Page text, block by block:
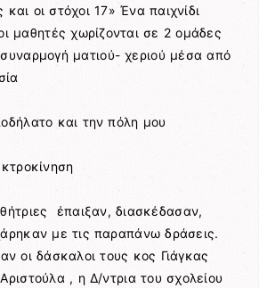
οι στόχοι 17» Ένα παιχνίδι
μαθητές χωρίζονται σε 2 ομάδες
ματιού- χεριού μέσα από
και την πόλη μου
έπαιξαν, διασκέδασαν,
με τις παραπάνω δράσεις.
οι δάσκαλοι τους κος Γιάγκας
, η Δ/ντρια του σχολείου